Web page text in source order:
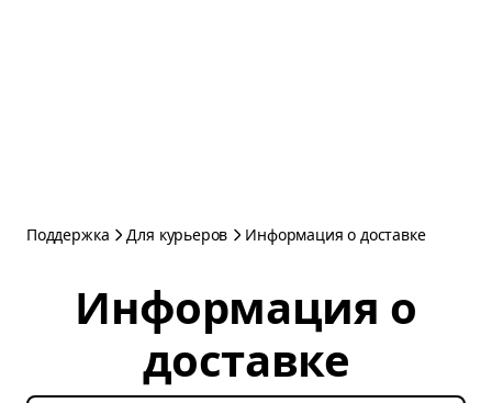
Поддержка Для курьеров Информация о доставке
Информация о
доставке